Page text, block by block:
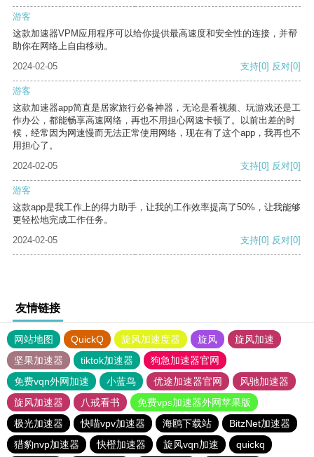
游客
这款加速器VPM应用程序可以给你提供最高速度和安全性的连接，并帮
助你在网络上自由移动。
2024-02-05
支持[0] 反对[0]
游客
这款加速器app简直是居家旅行必备神器，无论是看视频、玩游戏还是工
作办公，都能畅享高速网络，再也不用担心网速卡顿了。以前出差的时
候，经常因为网速慢而无法正常使用网络，现在有了这个app，我再也不
用担心了。
2024-02-05
支持[0] 反对[0]
游客
这款app是我工作上的得力助手，让我的工作效率提高了50%，让我能够
更轻松地完成工作任务。
2024-02-05
支持[0] 反对[0]
友情链接
网站地图 QuickQ 旋风加速度器 旋风
旋风加速
坚果加速器
tiktok加速器
狗急加速器官网
免费vqn外网加速
小蓝鸟 优途加速器官网
风驰加速器
旋风加速器
八戒看书
免费vps加速器外网苹果版
极光加速器
快喵vpv加速器 海鸥下载站
BitzNet加速器
猎豹nvp加速器
快橙加速器 旋风vqn加速 quickq